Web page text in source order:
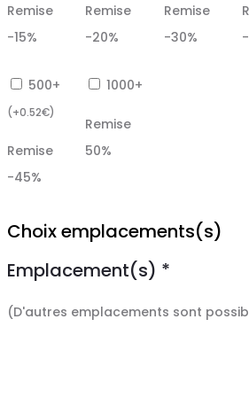
Remise
-15%
Remise
-20%
Remise
-30%
500+
(+0.52€)
Remise
-45%
1000+
Remise
50%
Choix emplacements(s)
Emplacement(s) *
(D'autres emplacements sont